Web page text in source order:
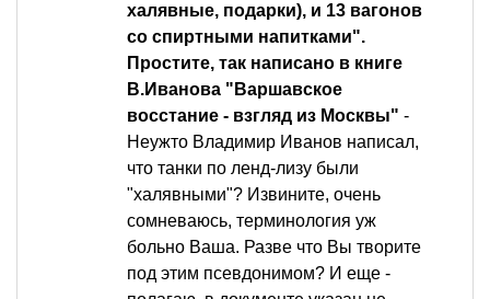
халявные, подарки), и 13 вагонов
со спиртными напитками".
Простите, так написано в книге
В.Иванова "Варшавское
восстание - взгляд из Москвы" -
Неужто Владимир Иванов написал,
что танки по ленд-лизу были
"халявными"? Извините, очень
сомневаюсь, терминология уж
больно Ваша. Разве что Вы творите
под этим псевдонимом? И еще -